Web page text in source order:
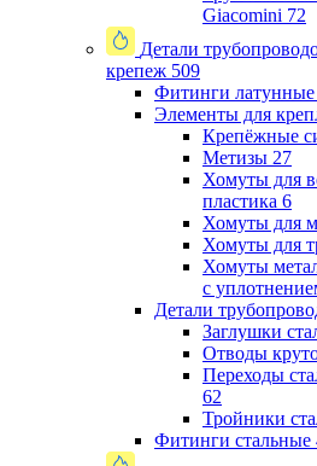
Giacomini 72
Детали
крепеж 509
Фитинги латунные
Элементы для
Крепёжные
Метизы 27
Хомуты для
пластика 6
Хомуты для
Хомуты для
Хомуты
с
Детали
Заглушки
Отводы
Переходы
62
Тройники
Фитинги стальные